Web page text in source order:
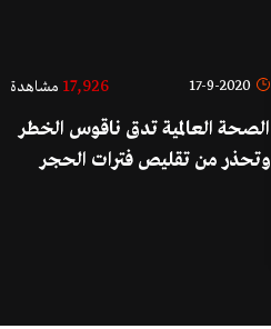
17-9-2020
17,926 مشاهدة
الصحة العالمية تدق ناقوس الخطر
وتحذر من تقليص فترات الحجر